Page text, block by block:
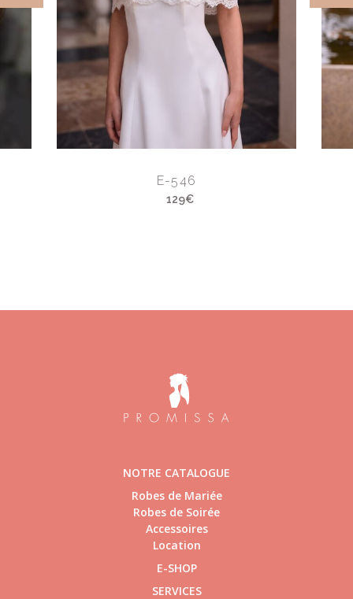
E-546
129€
NOTRE CATALOGUE
Robes de Mariée
Robes de Soirée
Accessoires
Location
E-SHOP
SERVICES